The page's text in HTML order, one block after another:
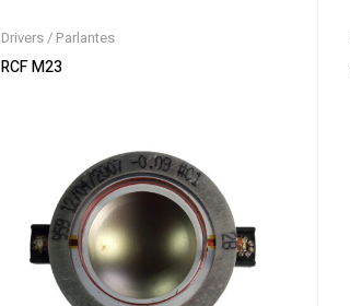
Drivers / Parlantes
RCF M23